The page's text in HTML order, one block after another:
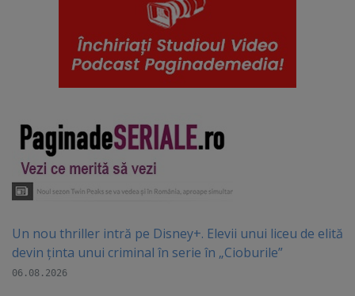
Un nou thriller intră pe Disney+. Elevii unui liceu de elită
devin ținta unui criminal în serie în „Cioburile”
06.08.2026